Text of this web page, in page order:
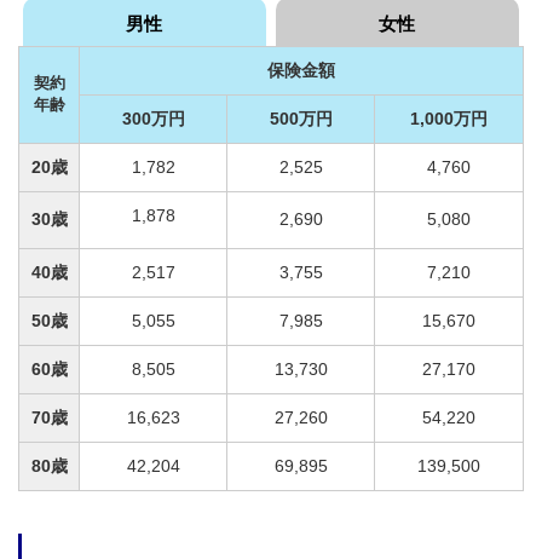
男性 女性
契約
年齢
保険金額
300万円 500万円 1,000万円
20歳 1,782 2,525 4,760
30歳 1,878 2,690 5,080
40歳 2,517 3,755 7,210
50歳 5,055 7,985 15,670
60歳 8,505 13,730 27,170
70歳 16,623 27,260 54,220
80歳 42,204 69,895 139,500